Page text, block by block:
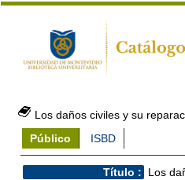
Los daños civiles y su
Público
ISBD
Título :
Los